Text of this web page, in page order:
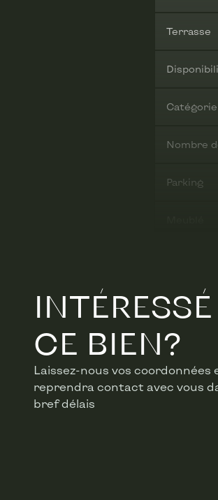
Terrasse
Catégorie
Nombre
Parking
Surface
Année
CE BIEN?
Laissez-nous vos
reprendra contact avec vous
bref délais